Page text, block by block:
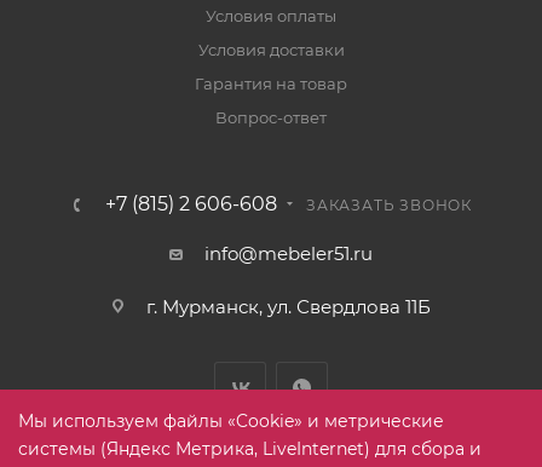
Условия оплаты
Условия доставки
Гарантия на товар
Вопрос-ответ
+7 (815) 2 606-608 ЗАКАЗАТЬ ЗВОНОК
info@mebeler51.ru
г. Мурманск, ул. Свердлова 11Б
Мы используем файлы «Cookie» и метрические
системы (Яндекс Метрика, LiveInternet) для сбора и